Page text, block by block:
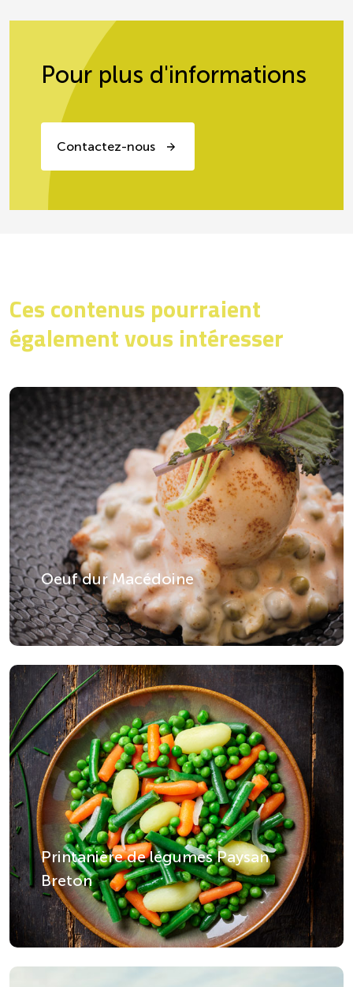
Pour plus d'informations
Contactez-nous
Ces contenus pourraient
également vous intéresser
Oeuf dur Macédoine
Printanière de légumes Paysan
Breton